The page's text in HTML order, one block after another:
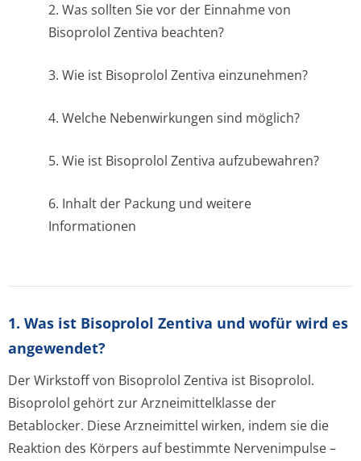
2. Was sollten Sie vor der Einnahme von
Bisoprolol Zentiva beachten?
3. Wie ist Bisoprolol Zentiva einzunehmen?
4. Welche Nebenwirkungen sind möglich?
5. Wie ist Bisoprolol Zentiva aufzubewahren?
6. Inhalt der Packung und weitere
Informationen
1. Was ist Bisoprolol Zentiva und wofür wird es
angewendet?
Der Wirkstoff von Bisoprolol Zentiva ist Bisoprolol.
Bisoprolol gehört zur Arzneimittelklasse der
Betablocker. Diese Arzneimittel wirken, indem sie die
Reaktion des Körpers auf bestimmte Nervenimpulse –